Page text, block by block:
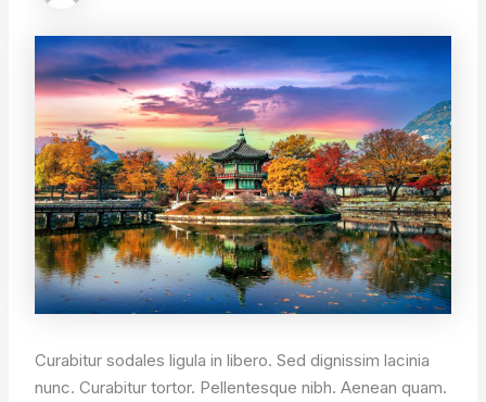
Curabitur sodales ligula in libero. Sed dignissim lacinia
nunc. Curabitur tortor. Pellentesque nibh. Aenean quam.